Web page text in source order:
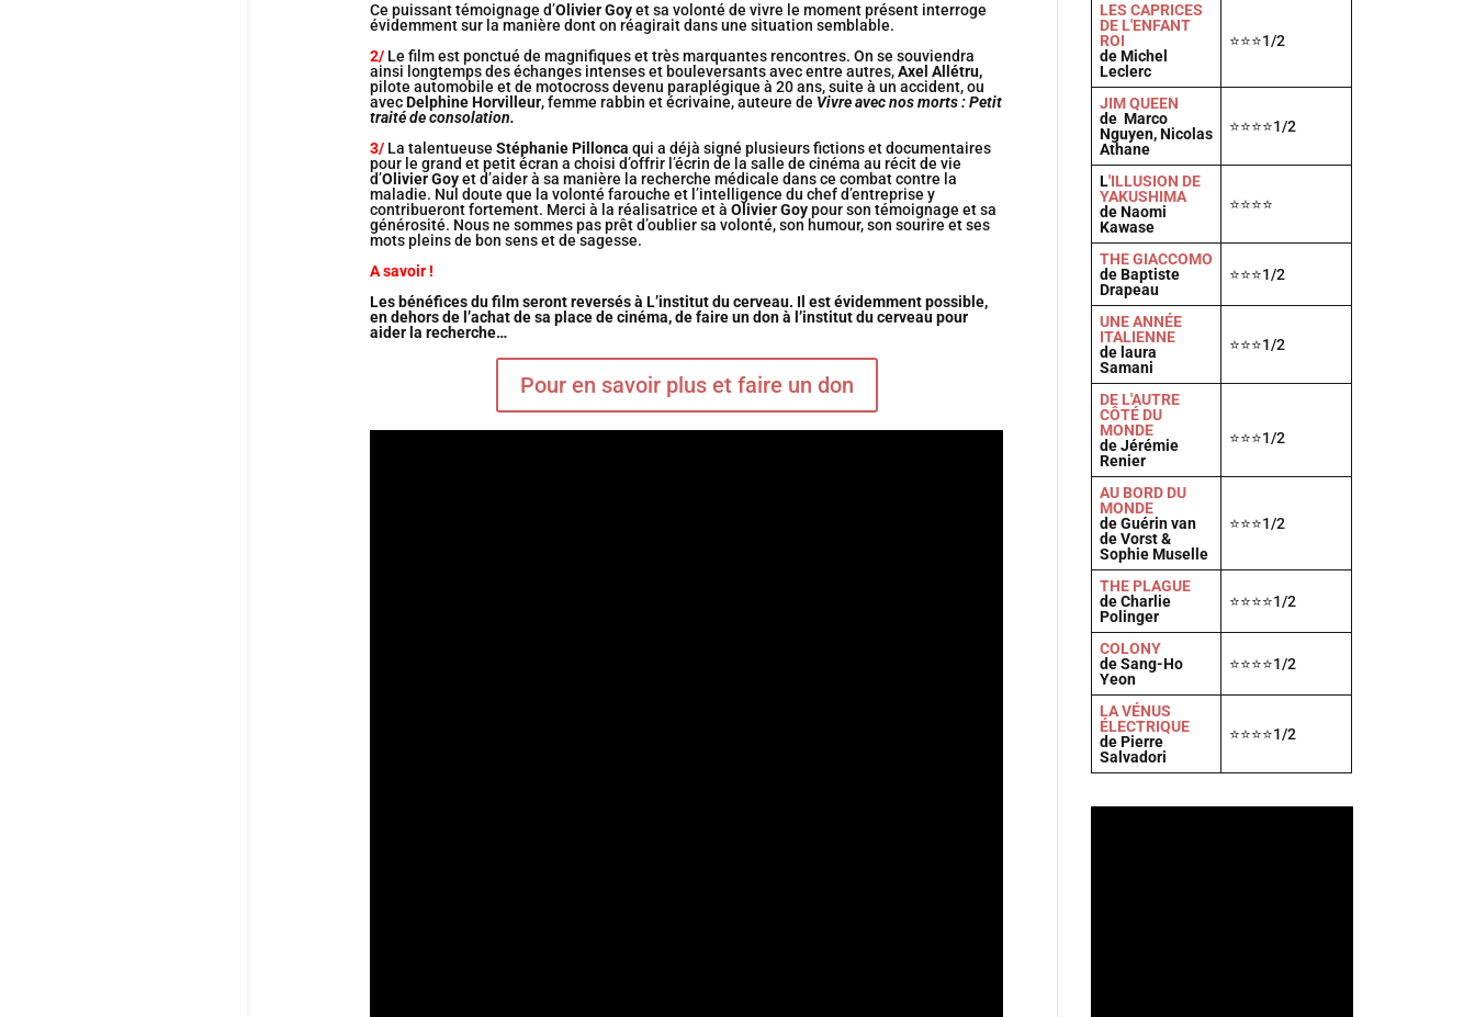
Ce puissant témoignage d’Olivier Goyet sa volonté de vivre le moment présent interroge
évidemment sur la manière dont on réagirait dans une situation semblable.
2/Le film est ponctué de magnifiques et très marquantes rencontres. On se souviendra
ainsi longtemps des échanges intenses et bouleversants avec entre autres,Axel Allétru,
pilote automobile et de motocross devenu paraplégique à 20 ans, suite à un accident, ou
avecDelphine Horvilleur, femme rabbin et écrivaine, auteure de Vivre avec nos morts : Petit
traité de consolation.
3/La talentueuse Stéphanie Pillonca qui a déjà signé plusieurs fictions et documentaires
pour le grand et petit écran a choisi d’offrir l’écrin de la salle de cinéma au récit de vie
d’Olivier Goyet d’aider à sa manière la recherche médicale dans ce combat contre la
maladie. Nul doute que la volonté farouche et l’intelligence du chef d’entreprise y
contribueront fortement. Merci à la réalisatrice et à Olivier Goypour son témoignage et sa
générosité. Nous ne sommes pas prêt d’oublier sa volonté, son humour, son sourire et ses
mots pleins de bon sens et de sagesse.
A savoir !
Les bénéfices du film seront reversés à L’institut du cerveau. Il est évidemment possible,
en dehors de l’achat de sa place de cinéma, de faire un don à l’institut du cerveau pour
aider la recherche…
Pour en savoir plus et faire un don
LES CAPRICES
DE L'ENFANT
ROI
de Michel
Leclerc
⭐⭐⭐1/2
JIM QUEEN
de Marco
Nguyen, Nicolas
Athane
⭐⭐⭐⭐1/2
L'ILLUSION DE
YAKUSHIMA
de Naomi
Kawase
⭐⭐⭐⭐
THE GIACCOMO
de Baptiste
Drapeau
⭐⭐⭐1/2
UNE ANNÉE
ITALIENNE
de laura
Samani
⭐⭐⭐1/2
DE L'AUTRE
CÔTÉ DU
MONDE
de Jérémie
Renier
⭐⭐⭐1/2
AU BORD DU
MONDE
de Guérin van
de Vorst &
Sophie Muselle
⭐⭐⭐1/2
THE PLAGUE
de Charlie
Polinger
⭐⭐⭐⭐1/2
COLONY
de Sang-Ho
Yeon
⭐⭐⭐⭐1/2
LA VÉNUS
ÉLECTRIQUE
de Pierre
Salvadori
⭐⭐⭐⭐1/2